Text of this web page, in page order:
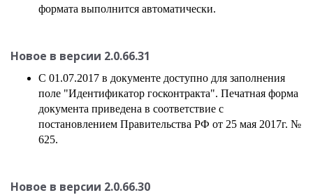
формата выполнится автоматически.
Новое в версии 2.0.66.31
С 01.07.2017 в документе доступно для заполнения
поле "Идентификатор госконтракта". Печатная форма
документа приведена в соответствие с
постановлением Правительства РФ от 25 мая 2017г. №
625.
Новое в версии 2.0.66.30